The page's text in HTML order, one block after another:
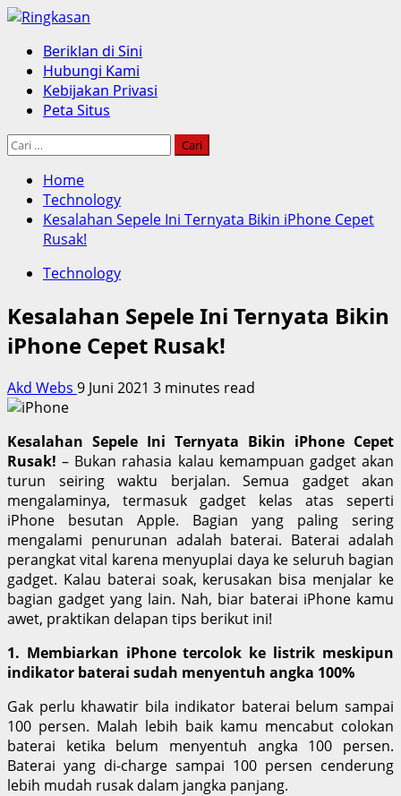
Skip
content
Primary
Menu
Beriklan di Sini
Hubungi Kami
Kebijakan Privasi
Peta Situs
Cari
Home
Technology
Kesalahan Sepele Ini Ternyata Bikin iPhone Cepet
Rusak!
Technology
Kesalahan Sepele Ini Ternyata Bikin
iPhone Cepet Rusak!
Akd Webs 9 Juni 2021 3 minutes read
Kesalahan Sepele Ini Ternyata Bikin iPhone Cepet
Rusak! – Bukan rahasia kalau kemampuan gadget akan
turun seiring waktu berjalan. Semua gadget akan
mengalaminya, termasuk gadget kelas atas seperti
iPhone besutan Apple. Bagian yang paling sering
mengalami penurunan adalah baterai. Baterai adalah
perangkat vital karena menyuplai daya ke seluruh bagian
gadget. Kalau baterai soak, kerusakan bisa menjalar ke
bagian gadget yang lain. Nah, biar baterai iPhone kamu
awet, praktikan delapan tips berikut ini!
1. Membiarkan iPhone tercolok ke listrik meskipun
indikator baterai sudah menyentuh angka 100%
Gak perlu khawatir bila indikator baterai belum sampai
100 persen. Malah lebih baik kamu mencabut colokan
baterai ketika belum menyentuh angka 100 persen.
Baterai yang di-charge sampai 100 persen cenderung
lebih mudah rusak dalam jangka panjang.